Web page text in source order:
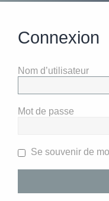
Connexion
Nom d’utilisateur
Mot de passe
Se souvenir de